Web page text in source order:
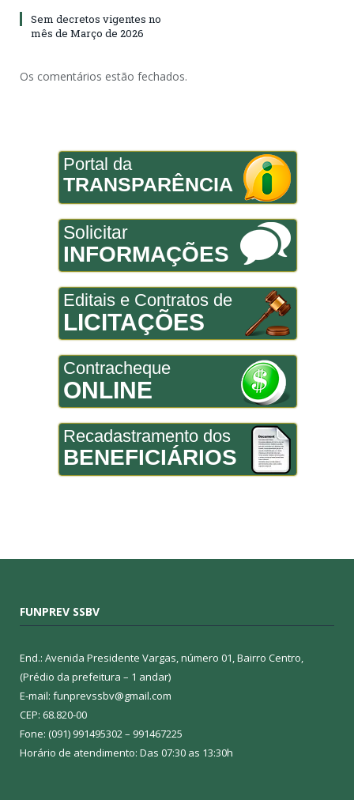
Sem decretos vigentes no
mês de Março de 2026
Os comentários estão fechados.
Portal da
TRANSPARÊNCIA
Solicitar
INFORMAÇÕES
Editais e Contratos de
LICITAÇÕES
Contracheque
ONLINE
Recadastramento dos
BENEFICIÁRIOS
FUNPREV SSBV
End.: Avenida Presidente Vargas, número 01, Bairro Centro,
(Prédio da prefeitura – 1 andar)
E-mail: funprevssbv@gmail.com
CEP: 68.820-00
Fone: (091) 991495302 – 991467225
Horário de atendimento: Das 07:30 as 13:30h